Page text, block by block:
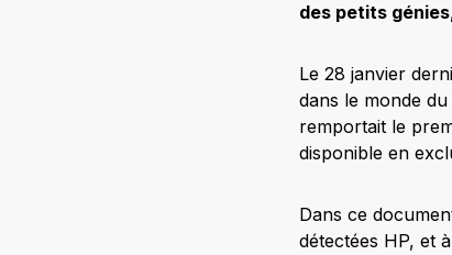
des petits
Le 28 janvier
dans le monde
remportait le
disponible en
Dans ce
détectées HP, et